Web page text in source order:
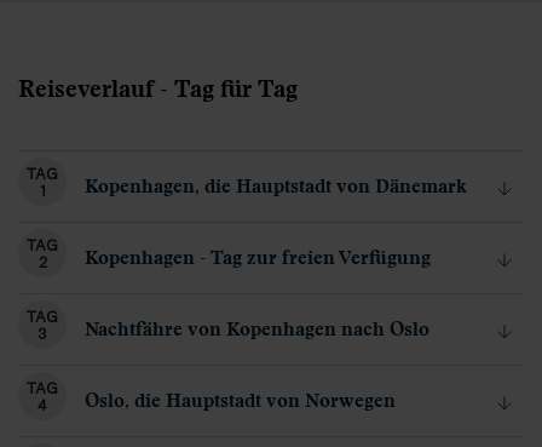
Reiseverlauf - Tag für Tag
TAG
1
Kopenhagen, die Hauptstadt von Dänemark
TAG
2
Kopenhagen - Tag zur freien Verfügung
TAG
3
Nachtfähre von Kopenhagen nach Oslo
TAG
4
Oslo, die Hauptstadt von Norwegen